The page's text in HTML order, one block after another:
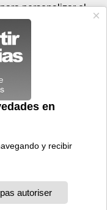
-Ordenar por pertinencia
Conectar
personalizar el
funciones de medios
compartimos
sitio web con nuestros
y de análisis